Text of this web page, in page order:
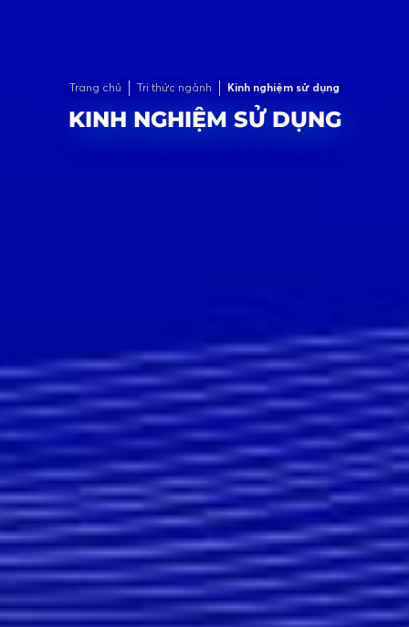
Trang chủ Tri thức ngành Kinh nghiệm sử dụng
KINH NGHIỆM SỬ DỤNG